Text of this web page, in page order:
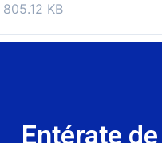
805.12 KB
Entérate